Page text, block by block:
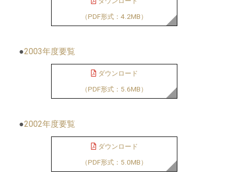
（PDF形式：4.2MB）
●2003年度要覧
ダウンロード
（PDF形式：5.6MB）
●2002年度要覧
ダウンロード
（PDF形式：5.0MB）